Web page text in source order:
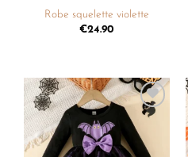
Robe squelette violette
€24.90
Ajouter
liste de
souhaits